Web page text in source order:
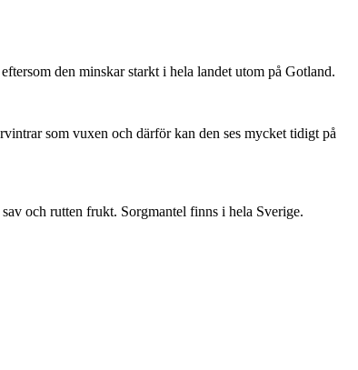
den minskar starkt i hela landet utom på Gotland.
som vuxen och därför kan den ses mycket tidigt på
och rutten frukt. Sorgmantel finns i hela Sverige.